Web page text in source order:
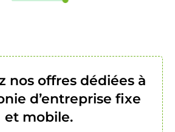
nos offres dédiées à
d’entreprise fixe
et mobile.